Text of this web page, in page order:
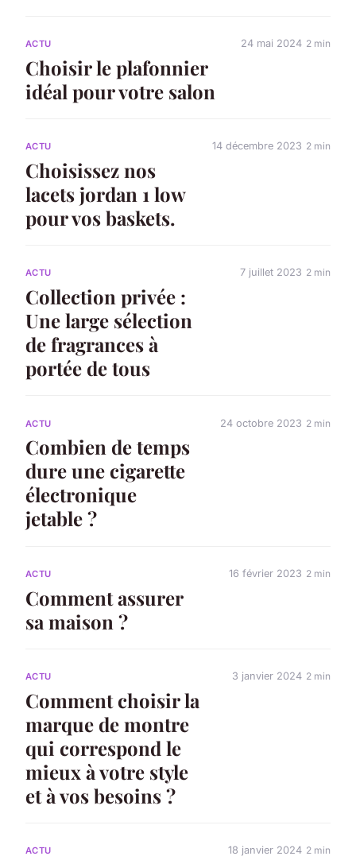
ACTU
Choisir le plafonnier
idéal pour votre salon
24 mai 2024 2 min
ACTU
Choisissez nos
lacets jordan 1 low
pour vos baskets.
14 décembre 2023 2 min
ACTU
Collection privée :
Une large sélection
de fragrances à
portée de tous
7 juillet 2023 2 min
ACTU
Combien de temps
dure une cigarette
électronique
jetable ?
24 octobre 2023 2 min
ACTU
Comment assurer
sa maison ?
16 février 2023 2 min
ACTU
Comment choisir la
marque de montre
qui correspond le
mieux à votre style
et à vos besoins ?
3 janvier 2024 2 min
ACTU 18 janvier 2024 2 min